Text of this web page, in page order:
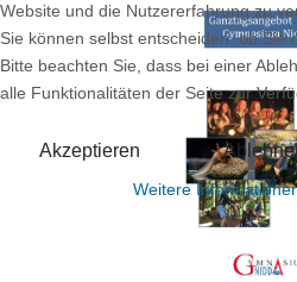
Website und die Nutzererfahrung zu
Sie können selbst entscheiden, ob Sie
Bitte beachten Sie, dass bei einer
alle Funktionalitäten der Seite zur
Akzeptieren
Weitere